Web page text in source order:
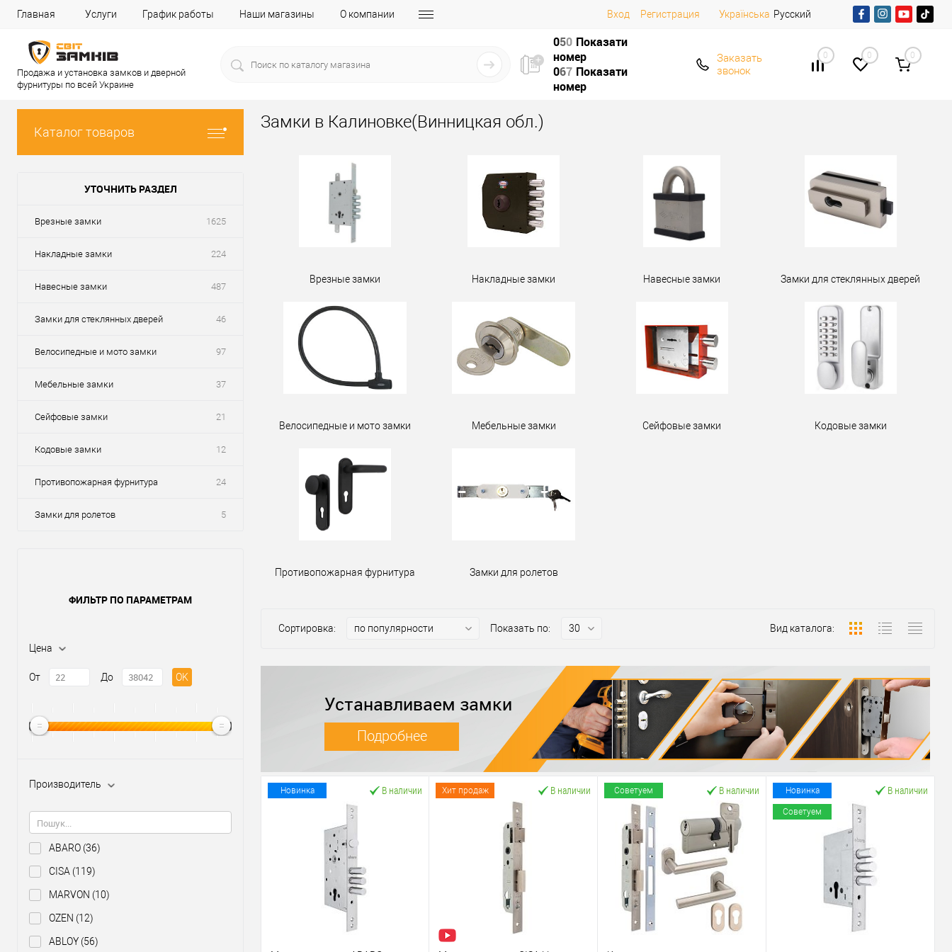
Главная Услуги График работы Наши магазины О компании Вход Регистрация Українська Русский
Продажа и установка замков и дверной
фурнитуры по всей Украине
050 Показати
номер
067 Показати
номер
Заказать
звонок
0 0 0
Каталог товаров
УТОЧНИТЬ РАЗДЕЛ
Врезные замки 1625
Накладные замки 224
Навесные замки 487
Замки для стеклянных дверей 46
Велосипедные и мото замки 97
Мебельные замки 37
Сейфовые замки 21
Кодовые замки 12
Противопожарная фурнитура 24
Замки для ролетов 5
ФИЛЬТР ПО ПАРАМЕТРАМ
Цена
От До OK
Производитель
ABARO (36)
CISA (119)
MARVON (10)
OZEN (12)
ABLOY (56)
Замки в Калиновке(Винницкая обл.)
Врезные замки Накладные замки Навесные замки Замки для стеклянных дверей
Велосипедные и мото замки Мебельные замки Сейфовые замки Кодовые замки
Противопожарная фурнитура Замки для ролетов
Сортировка: Показать по: Вид каталога:
Устанавливаем замки
Подробнее
Новинка В наличии Хит продаж В наличии Советуем В наличии Новинка
Советуем
В наличии